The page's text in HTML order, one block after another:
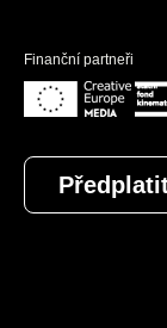
Finanční partneři